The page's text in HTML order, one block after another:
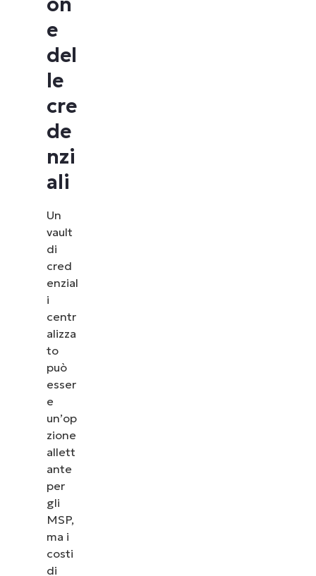
e
del
le
cre
de
nzi
ali
Un
vault
di
cred
enzial
i
centr
alizza
to
può
esser
e
un’op
zione
allett
ante
per
gli
MSP,
ma i
costi
di